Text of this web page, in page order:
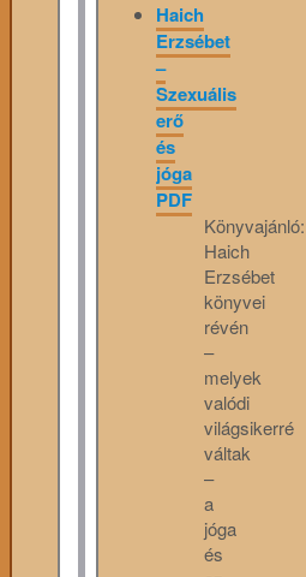
Haich
Erzsébet
–
Szexuális
erő
és
jóga
PDF
Könyvajánló:
Haich
Erzsébet
könyvei
révén
–
melyek
valódi
világsikerré
váltak
–
a
jóga
és